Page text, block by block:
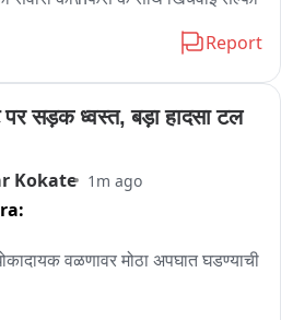
Report
पर सड़क ध्वस्त, बड़ा हादसा टल
Kokate 1m ago
वळणावर मोठा अपघात घडण्याची